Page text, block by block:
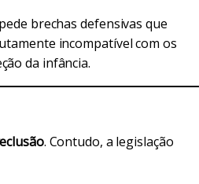
brechas defensivas que
incompatível com os
da infância.
. Contudo, a legislação